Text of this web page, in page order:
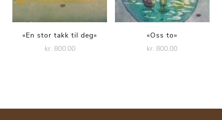
«En stor takk til deg»
kr. 800.00
«Oss to»
kr. 800.00